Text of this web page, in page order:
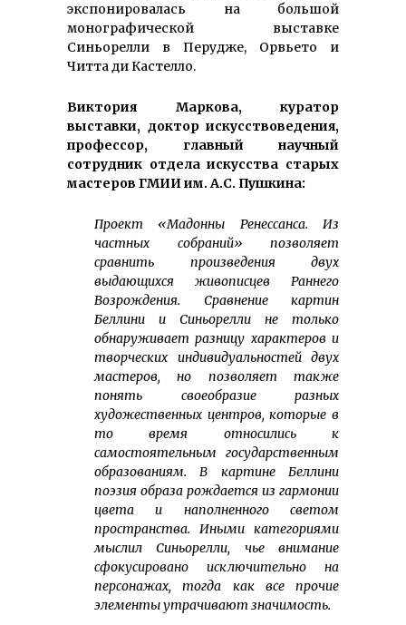
экспонировалась на большой
монографической выставке
Синьорелли в Перудже, Орвьето и
Читта ди Кастелло.
Виктория Маркова, куратор
выставки, доктор искусствоведения,
профессор, главный научный
сотрудник отдела искусства старых
мастеров ГМИИ им. А.С. Пушкина:
Проект «Мадонны Ренессанса. Из
частных собраний» позволяет
сравнить произведения двух
выдающихся живописцев Раннего
Возрождения. Сравнение картин
Беллини и Синьорелли не только
обнаруживает разницу характеров и
творческих индивидуальностей двух
мастеров, но позволяет также
понять своеобразие разных
художественных центров, которые в
то время относились к
самостоятельным государственным
образованиям. В картине Беллини
поэзия образа рождается из гармонии
цвета и наполненного светом
пространства. Иными категориями
мыслил Синьорелли, чье внимание
сфокусировано исключительно на
персонажах, тогда как все прочие
элементы утрачивают значимость.